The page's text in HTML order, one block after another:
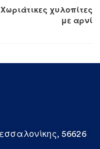
Χωριάτικες χυλοπίτες
με αρνί
56626